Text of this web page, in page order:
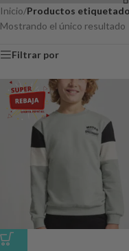
Inicio/Productos
Mostrando el único resultado
Filtrar por
-50%